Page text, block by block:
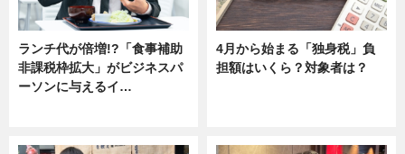
ランチ代が倍増!?「食事補助
非課税枠拡大」がビジネスパ
ーソンに与えるイ…
4月から始まる「独身税」負
担額はいくら？対象者は？